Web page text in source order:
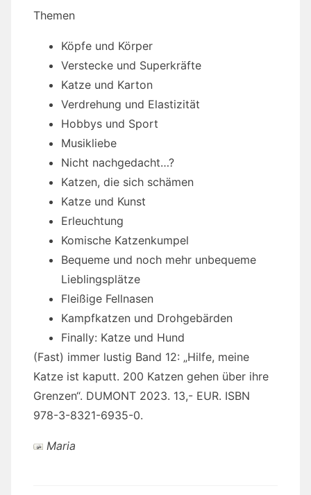
Themen
Köpfe und Körper
Verstecke und Superkräfte
Katze und Karton
Verdrehung und Elastizität
Hobbys und Sport
Musikliebe
Nicht nachgedacht…?
Katzen, die sich schämen
Katze und Kunst
Erleuchtung
Komische Katzenkumpel
Bequeme und noch mehr unbequeme
Lieblingsplätze
Fleißige Fellnasen
Kampfkatzen und Drohgebärden
Finally: Katze und Hund
(Fast) immer lustig Band 12: „Hilfe, meine
Katze ist kaputt. 200 Katzen gehen über ihre
Grenzen“. DUMONT 2023. 13,- EUR. ISBN
978-3-8321-6935-0.
Maria